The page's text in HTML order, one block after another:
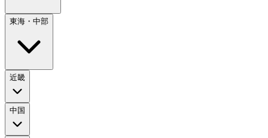
東海・中部
近畿
中国